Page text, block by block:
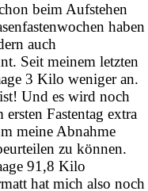
beim Aufstehen
haben
auch
Seit meinem letzten
3 Kilo weniger an.
Und es wird noch
Fastentag extra
meine Abnahme
zu können.
91,8 Kilo
hat mich also noch